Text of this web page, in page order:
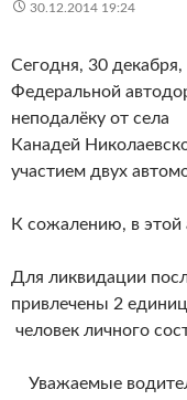
30.12.2014 19:24
Сегодня, 30
Федеральной
неподалёку от села
Канадей
участием двух
К сожалению, в
Для ликвидации
привлечены 2
человек личного
Уважаемые